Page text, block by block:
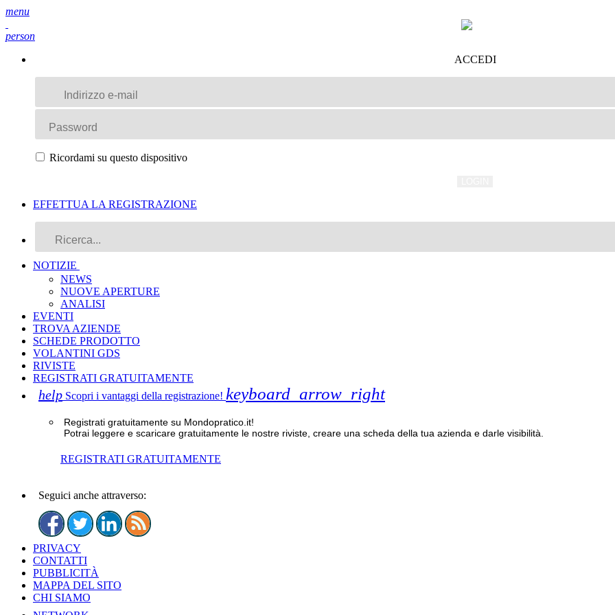
menu
person
ACCEDI
Ricordami su questo dispositivo
EFFETTUA LA REGISTRAZIONE
NOTIZIE
NEWS
NUOVE APERTURE
ANALISI
EVENTI
TROVA AZIENDE
SCHEDE PRODOTTO
VOLANTINI GDS
RIVISTE
REGISTRATI GRATUITAMENTE
help Scopri i vantaggi della registrazione! keyboard_arrow_right
Registrati gratuitamente su Mondopratico.it!
Potrai leggere e scaricare gratuitamente le nostre riviste, creare una scheda della tua azienda e darle visibilità.
REGISTRATI GRATUITAMENTE
Seguici anche attraverso:
PRIVACY
CONTATTI
PUBBLICITÀ
MAPPA DEL SITO
CHI SIAMO